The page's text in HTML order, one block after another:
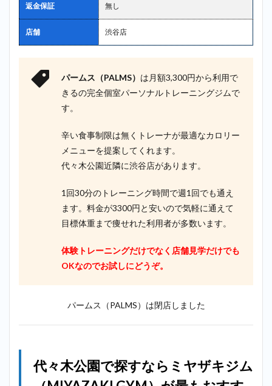
返金保証 無し
店舗 渋谷店
パームス（PALMS） は月額3,300円から利用で
きるの完全個室パーソナルトレーニングジムで
す。
辛い食事制限は無くトレーナが最適なカロリー
メニューを提案してくれます。
代々木公園近隣に渋谷店があります。
1回30分のトレーニング時間で週1回でも通え
ます。料金が3300円と安いので気軽に通えて
目標体重まで痩せれた利用者が多数います。
体験トレーニングだけでなく店舗見学だけでも
OKなのでお試しにどうぞ。
パームス（PALMS）は閉店しました
代々木公園で探すならミヤザキジム